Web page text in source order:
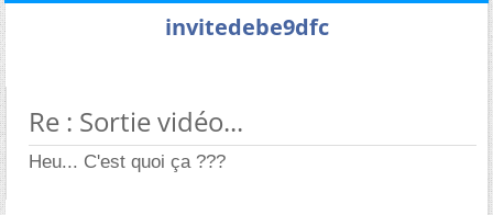
invitedebe9dfc
Re : Sortie vidéo...
Heu... C'est quoi ça ???